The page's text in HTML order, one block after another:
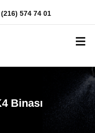
574 74 01
Binası